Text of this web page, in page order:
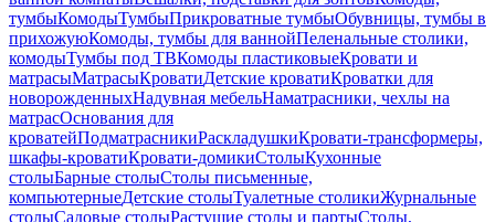
тумбыКомодыТумбыПрикроватные тумбыОбувницы, тумбы в
прихожуюКомоды, тумбы для ваннойПеленальные столики,
комодыТумбы под ТВКомоды пластиковыеКровати и
матрасыМатрасыКроватиДетские кроватиКроватки для
новорожденныхНадувная мебельНаматрасники, чехлы на
матрасОснования для
кроватейПодматрасникиРаскладушкиКровати-трансформеры,
шкафы-кроватиКровати-домикиСтолыКухонные
столыБарные столыСтолы письменные,
компьютерныеДетские столыТуалетные столикиЖурнальные
столыСадовые столыРастущие столы и партыСтолы,